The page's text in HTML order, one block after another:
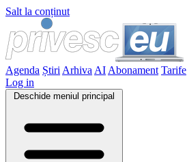
Salt la conținut
Agenda Știri Arhiva AI Abonament Tarife
Log in
Deschide meniul principal